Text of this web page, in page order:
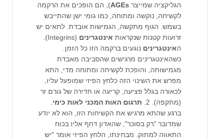
הגליקציה שמייצר AGEs), הם הופכים את הרקמה
לקשיחה, נוקשה ומתוחה, כמו גומי ישן שהתייבש
בשמש. הגוף מתקשה, הגמישות אובדת. לתאים יש
זרועות קטנות שנקראות אינטגרינים
(Integrins).
האינטגרינים נוגעים ברקמה הזו כל הזמן.
כשהאינטגרינים מרגישים שהסביבה מאבדת
מגמישותה, והופכת לקשיחה ומתוחה מדי, התא
מפרש את השינוי הזה כלחץ הפיזי שמופעל עליו,
לכאורה בגלל פציעה, קריעה או חדירה של גורם זר
(מתקפה). 2.
תרגום האות המכני לאות כימי
ברגע שהתא מרגיש את הקשיחות הזו, הוא לא יודע
שמדובר "רק בסוכר", שהאדון דחף אליו בכוח
התאווה למתוק. מבחינתו, הלחץ הפיזי אומר "יש